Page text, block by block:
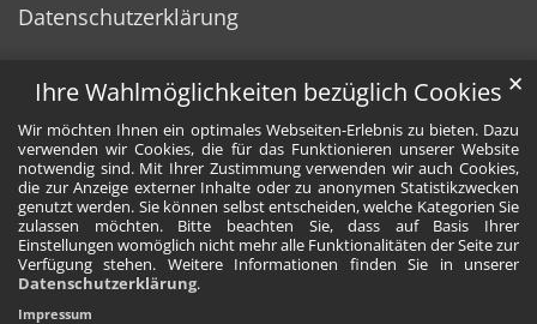
Ihre Wahlmöglichkeiten bezüglich Cookies
Wir möchten Ihnen ein optimales Webseiten-Erlebnis zu bieten. Dazu
verwenden wir Cookies, die für das Funktionieren unserer Website
notwendig sind. Mit Ihrer Zustimmung verwenden wir auch Cookies,
die zur Anzeige externer Inhalte oder zu anonymen Statistikzwecken
genutzt werden. Sie können selbst entscheiden, welche Kategorien Sie
zulassen möchten. Bitte beachten Sie, dass auf Basis Ihrer
Einstellungen womöglich nicht mehr alle Funktionalitäten der Seite zur
Verfügung stehen. Weitere Informationen finden Sie in unserer
Datenschutzerklärung.
✕
Impressum
Datenschutzerklärung